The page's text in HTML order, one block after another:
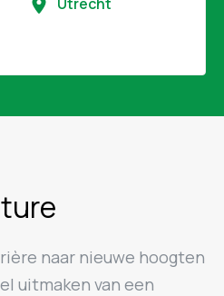
naar nieuwe hoogten
uitmaken van een